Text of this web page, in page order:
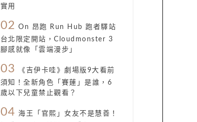
實用
02 On 昂跑 Run Hub 跑者驛站
台北限定開站，Cloudmonster 3
腳感就像「雲端漫步」
03
《吉伊卡哇》劇場版9大看前
須知！全新角色「賽蓮」是誰，6
歲以下兒童禁止觀看？
04 海王「官熙」女友不是慧善！